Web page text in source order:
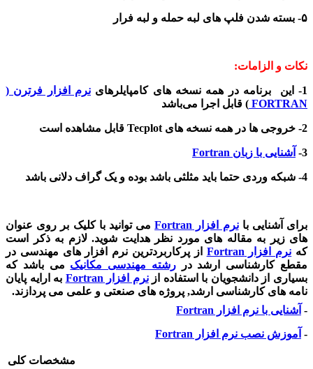
۵- بسته شدن فلپ های لبه حمله و لبه فرار
نکات و الزامات:
1- این برنامه در همه نسخه های کامپایلرهای
نرم افزار فرترن (
FORTRAN ) قابل اجرا می‌باشد
2- خروجی ها در همه نسخه های Tecplot قابل مشاهده است
3- آشنایی با زبان Fortran
4- شبکه وردی حتما باید مثلثی باشد بوده و یک گراف دلانی باشد
برای آشنایی بانرم افزار Fortranمی توانید با کلیک بر روی عنوان
های زیر به مقاله های مورد نظر هدایت شوید. لازم به ذکر است
که نرم افزار Fortran از پرکاربردترین نرم افزار های مهندسی در
مقطع کارشناسی ارشد دررشته مهندسی مکانیک می باشد که
بسیاری از دانشجویان با استفاده ازنرم افزار Fortran به ارایه پایان
نامه های کارشناسی ارشد, پروژه های صنعتی و علمی می پردازند.
- آشنایی با نرم افزار Fortran
- آموزش نصب نرم افزار Fortran
مشخصات کلی